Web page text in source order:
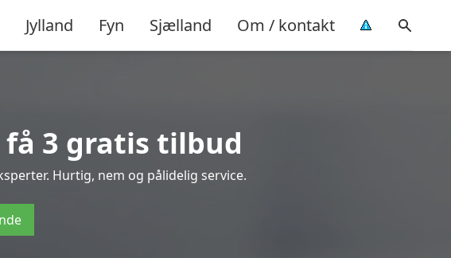
Jylland Fyn Sjælland Om / kontakt
3 gratis tilbud
Hurtig, nem og pålidelig service.